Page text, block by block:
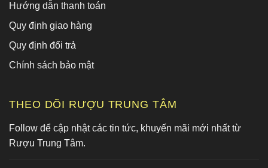
Hướng dẫn thanh toán
Quy định giao hàng
Quy định đổi trả
Chính sách bảo mật
THEO DÕI RƯỢU TRUNG TÂM
Follow để cập nhật các tin tức, khuyến mãi mới nhất từ
Rượu Trung Tâm.